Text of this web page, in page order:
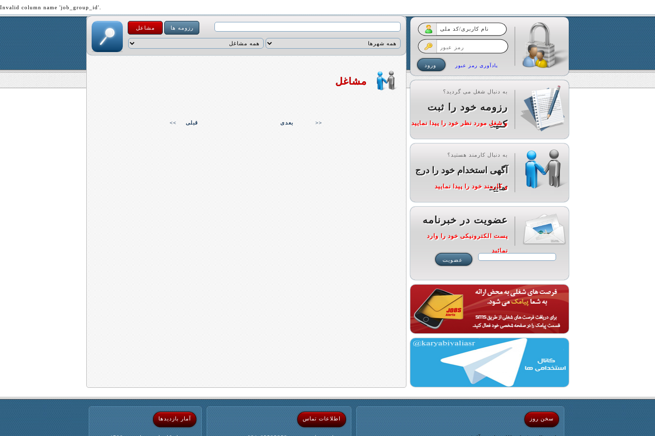
Invalid column name 'job_group_id'.
مشاعل رزومه ها
مشاغل
>> بعدی قبلی <<
یادآوری رمز عبور
به دنبال شغل می گردید؟
رزومه خود را ثبت
کنید
و شغل مورد نظر خود را پیدا نمایید
به دنبال کارمند هستید؟
آگهی استخدام خود را درج
نمایید
و کارمند خود را پیدا نمایید
عضویت در خبرنامه
پست الکترونیکی خود را وارد
نمائید
آمار بازدیدها اطلاعات تماس سخن روز